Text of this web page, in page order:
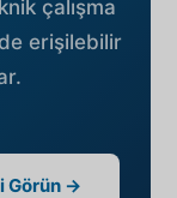
çalışma
erişilebilir
Görün →